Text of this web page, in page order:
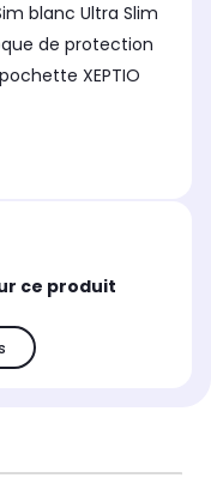
blanc Ultra Slim
de protection
XEPTIO
ce produit